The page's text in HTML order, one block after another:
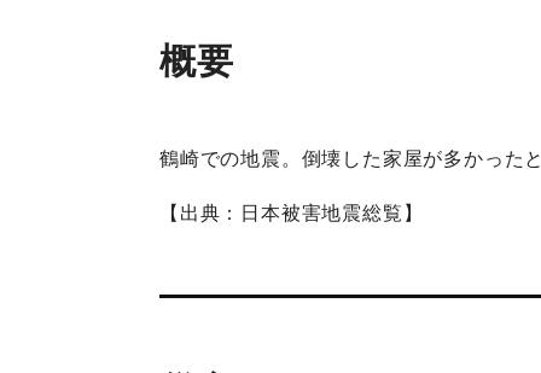
概要
鶴崎での地震。倒壊した家屋が多かった
【出典：日本被害地震総覧】